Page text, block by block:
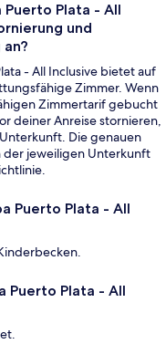
Plata - All
und
- All Inclusive bietet auf
Zimmer. Wenn
Zimmertarif gebucht
deiner Anreise stornieren,
Die genauen
der jeweiligen Unterkunft
Puerto Plata - All
Puerto Plata - All